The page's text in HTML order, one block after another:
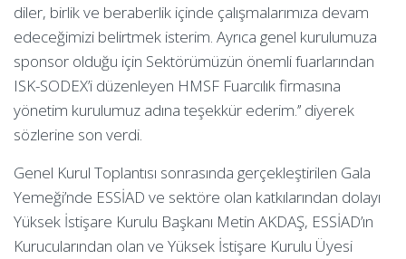
diler, birlik ve beraberlik içinde çalışmalarımıza devam
edeceğimizi belirtmek isterim. Ayrıca genel kurulumuza
sponsor olduğu için Sektörümüzün önemli fuarlarından
ISK-SODEX’i düzenleyen HMSF Fuarcılık firmasına
yönetim kurulumuz adına teşekkür ederim.’’ diyerek
sözlerine son verdi.
Genel Kurul Toplantısı sonrasında gerçekleştirilen Gala
Yemeği’nde ESSİAD ve sektöre olan katkılarından dolayı
Yüksek İstişare Kurulu Başkanı Metin AKDAŞ, ESSİAD’ın
Kurucularından olan ve Yüksek İstişare Kurulu Üyesi